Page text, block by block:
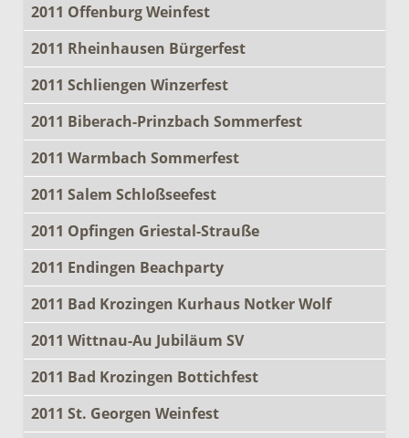
2011 Offenburg Weinfest
2011 Rheinhausen Bürgerfest
2011 Schliengen Winzerfest
2011 Biberach-Prinzbach Sommerfest
2011 Warmbach Sommerfest
2011 Salem Schloßseefest
2011 Opfingen Griestal-Strauße
2011 Endingen Beachparty
2011 Bad Krozingen Kurhaus Notker Wolf
2011 Wittnau-Au Jubiläum SV
2011 Bad Krozingen Bottichfest
2011 St. Georgen Weinfest